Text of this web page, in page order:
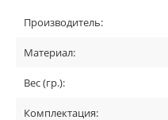
Производитель:
Материал:
Вес (гр.):
Комплектация: